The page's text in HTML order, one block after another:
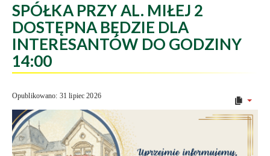
SPÓŁKA PRZY AL. MIŁEJ 2
DOSTĘPNA BĘDZIE DLA
INTERESANTÓW DO GODZINY
14:00
Opublikowano: 31 lipiec 2026